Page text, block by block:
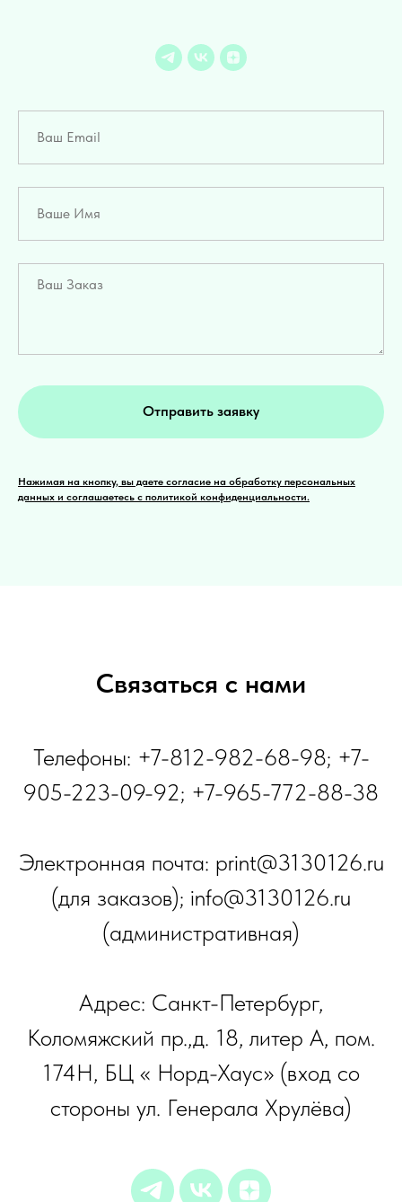
Отправить заявку
Нажимая на кнопку, вы даете согласие на обработку персональных
данных и соглашаетесь c политикой конфиденциальности.
Связаться с нами
Телефоны: +7-812-982-68-98; +7-
905-223-09-92; +7-965-772-88-38
Электронная почта: print@3130126.ru
(для заказов); info@3130126.ru
(административная)
Адрес: Санкт-Петербург,
Коломяжский пр.,д. 18, литер А, пом.
174Н, БЦ « Норд-Хаус» (вход со
стороны ул. Генерала Хрулёва)